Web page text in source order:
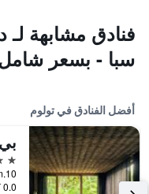
فنادق مشابهة لـ
سبا - بسعر
أفضل الفنادق في تولوم
5 نجوم
0.0 كيلومتر عن وسط المدينة